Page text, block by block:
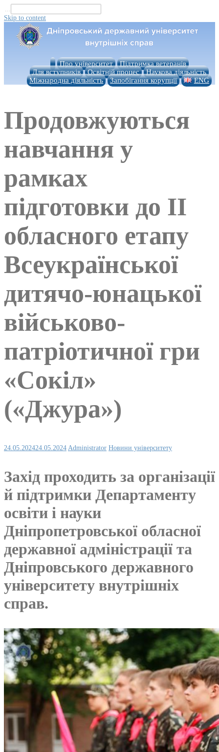
...
Skip to content
Про університет
Підтримка ветеранів
Для вступників
Освітній процес
Наукова діяльність
Міжнародна діяльність
Запобігання корупції ENG
Продовжуються
навчання у
рамках
підготовки до ІІ
обласного етапу
Всеукраїнської
дитячо-юнацької
військово-
патріотичної гри
«Сокіл»
(«Джура»)
24.05.202424.05.2024 Administrator Новини університету
Захід проходить за організації
й підтримки Департаменту
освіти і науки
Дніпропетровської обласної
державної адміністрації та
Дніпровського державного
університету внутрішніх
справ.